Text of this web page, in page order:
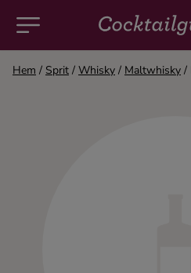
Hem / Sprit / Whisky / Maltwhisky /